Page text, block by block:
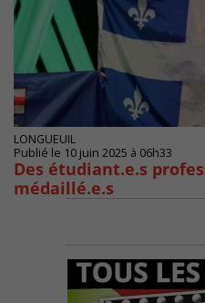
LONGUEUIL
Publié le 10 juin 2025 à 06h33
Des étudiant.e.s
médaillé.e.s